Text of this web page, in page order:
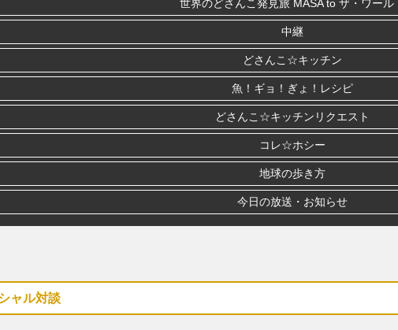
世界のどさんこ発見旅 MASA to ザ・ワール
中継
どさんこ☆キッチン
魚！ギョ！ぎょ！レシピ
どさんこ☆キッチンリクエスト
コレ☆ホシー
地球の歩き方
今日の放送・お知らせ
ャル対談